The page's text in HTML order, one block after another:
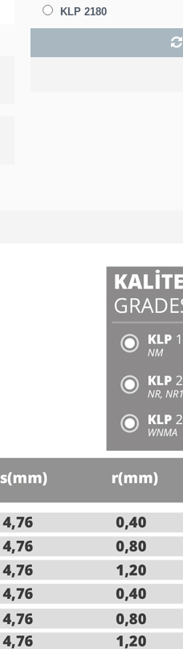
KLP 2180